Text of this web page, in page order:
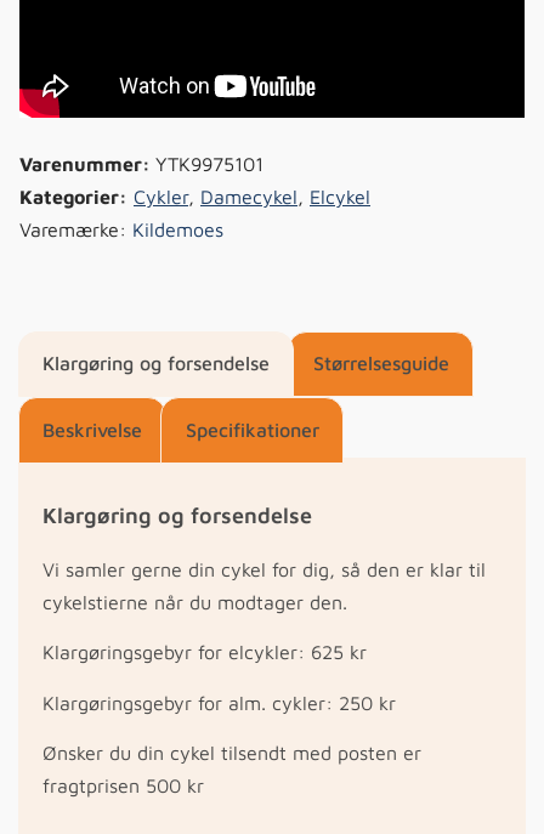
Varenummer: YTK9975101
Kategorier: Cykler, Damecykel
Elcykel
Varemærke: Kildemoes
Klargøring og forsendelse Størrelsesguide
Beskrivelse Specifikationer
Klargøring og forsendelse
Vi samler gerne din cykel for dig, så den er klar til
cykelstierne når du modtager den.
Klargøringsgebyr for elcykler: 625 kr
Klargøringsgebyr for alm. cykler: 250 kr
Ønsker du din cykel tilsendt med posten er
fragtprisen 500 kr